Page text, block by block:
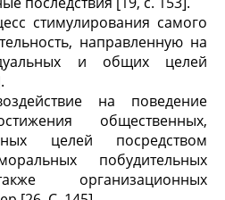
стимулирования самого
направленную на
и общих целей
на поведение
общественных,
целей посредством
побудительных
организационных